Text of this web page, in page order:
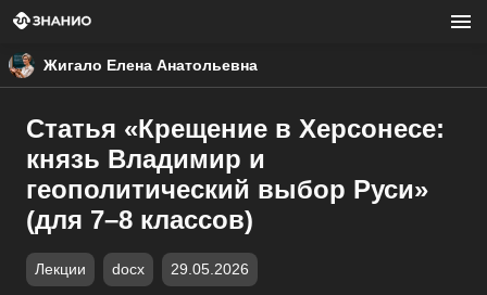
Жигало Елена Анатольевна
Статья «Крещение в Херсонесе:
князь Владимир и
геополитический выбор Руси»
(для 7–8 классов)
Лекции docx 29.05.2026